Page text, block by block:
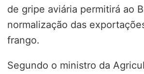
de gripe aviária permitirá ao
normalização das
frango.
Segundo o ministro da